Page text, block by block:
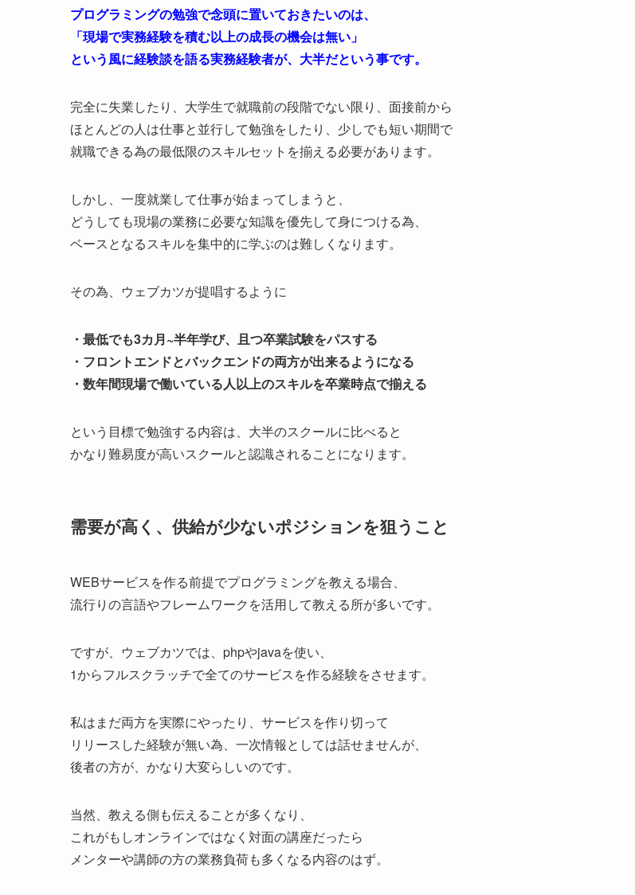
プログラミングの勉強で念頭に置いておきたいのは、
「現場で実務経験を積む以上の成長の機会は無い」
という風に経験談を語る実務経験者が、大半だという事です。
完全に失業したり、大学生で就職前の段階でない限り、面接前から
ほとんどの人は仕事と並行して勉強をしたり、少しでも短い期間で
就職できる為の最低限のスキルセットを揃える必要があります。
しかし、一度就業して仕事が始まってしまうと、
どうしても現場の業務に必要な知識を優先して身につける為、
ベースとなるスキルを集中的に学ぶのは難しくなります。
その為、ウェブカツが提唱するように
・最低でも3カ月~半年学び、且つ卒業試験をパスする
・フロントエンドとバックエンドの両方が出来るようになる
・数年間現場で働いている人以上のスキルを卒業時点で揃える
という目標で勉強する内容は、大半のスクールに比べると
かなり難易度が高いスクールと認識されることになります。
需要が高く、供給が少ないポジションを狙うこと
WEBサービスを作る前提でプログラミングを教える場合、
流行りの言語やフレームワークを活用して教える所が多いです。
ですが、ウェブカツでは、phpやjavaを使い、
1からフルスクラッチで全てのサービスを作る経験をさせます。
私はまだ両方を実際にやったり、サービスを作り切って
リリースした経験が無い為、一次情報としては話せませんが、
後者の方が、かなり大変らしいのです。
当然、教える側も伝えることが多くなり、
これがもしオンラインではなく対面の講座だったら
メンターや講師の方の業務負荷も多くなる内容のはず。